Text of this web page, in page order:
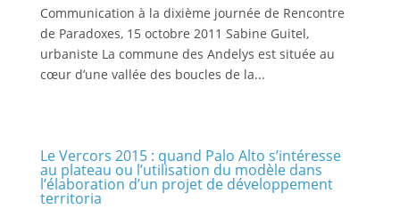
Communication à la dixième journée de Rencontre
de Paradoxes, 15 octobre 2011 Sabine Guitel,
urbaniste La commune des Andelys est située au
cœur d’une vallée des boucles de la...
Le Vercors 2015 : quand Palo Alto s’intéresse
au plateau ou l’utilisation du modèle dans
l’élaboration d’un projet de développement
territoria